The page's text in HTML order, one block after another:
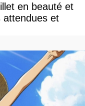
en beauté et
attendues et